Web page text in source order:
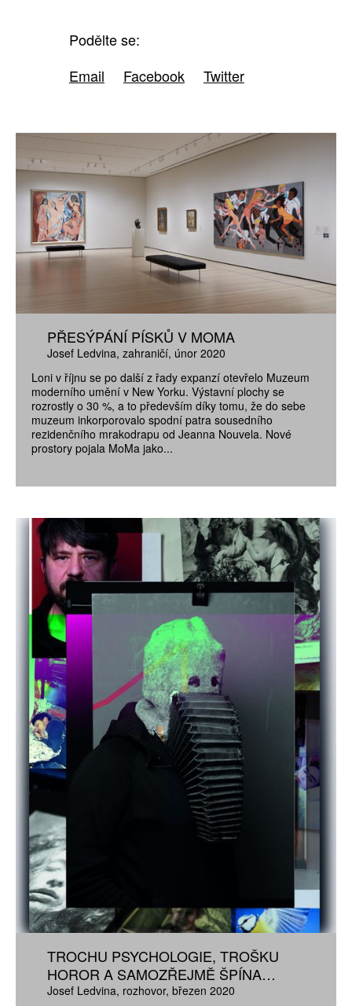
Podělte se:
Email
Facebook Twitter
PŘESÝPÁNÍ PÍSKŮ V MOMA
Josef Ledvina zahraničí únor 2020
Loni v říjnu se po další z řady expanzí otevřelo Muzeum
moderního umění v New Yorku. Výstavní plochy se
rozrostly o 30 %, a to především díky tomu, že do sebe
muzeum inkorporovalo spodní patra sousedního
rezidenčního mrakodrapu od Jeanna Nouvela. Nové
prostory pojala MoMa jako...
TROCHU PSYCHOLOGIE, TROŠKU
HOROR A SAMOZŘEJMĚ ŠPÍNA…
Josef Ledvina rozhovor březen 2020